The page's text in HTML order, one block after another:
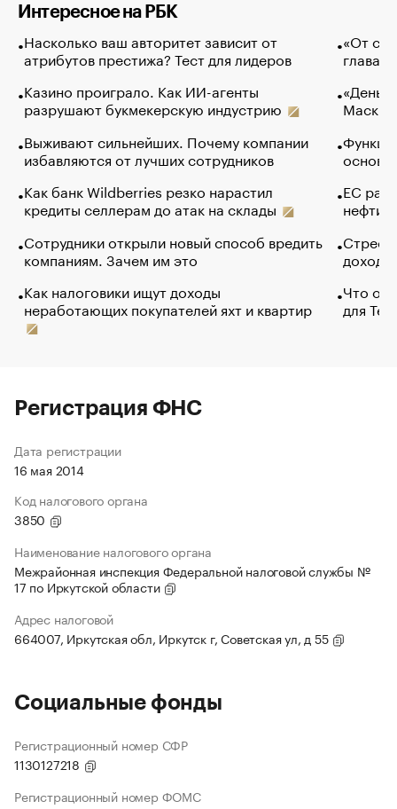
Интересное на РБК
Насколько ваш авторитет зависит от
атрибутов престижа? Тест для лидеров
Казино проиграло. Как ИИ-агенты
разрушают букмекерскую индустрию
Выживают сильнейших. Почему компании
избавляются от лучших сотрудников
Как банк Wildberries резко нарастил
кредиты селлерам до атак на склады
Сотрудники открыли новый способ вредить
компаниям. Зачем им это
Как налоговики ищут доходы
неработающих покупателей яхт и квартир
«От
глава
Маск в
основ
ЕС
нефти
Что
для
Регистрация ФНС
Дата регистрации
16 мая 2014
Код налогового органа
3850
Наименование налогового органа
Межрайонная инспекция Федеральной налоговой службы №
17 по Иркутской области
Адрес налоговой
664007, Иркутская обл, Иркутск г, Советская ул, д 55
Социальные фонды
Регистрационный номер СФР
1130127218
Регистрационный номер ФОМС